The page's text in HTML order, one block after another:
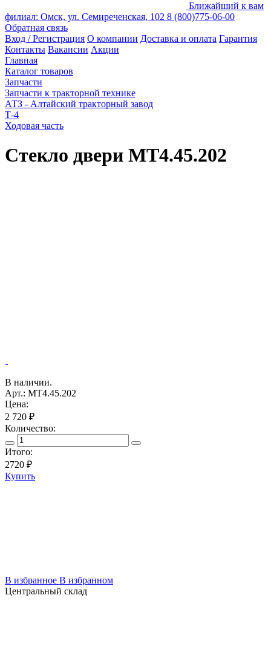
Ближайший к вам
филиал: Омск, ул. Семиреченская, 102 8 (800)775-06-00
Обратная связь
Вход / Регистрация О компании Доставка и оплата Гарантия
Контакты Вакансии Акции
Главная
Каталог товаров
Запчасти
Запчасти к тракторной технике
АТЗ - Алтайский тракторный завод
Т-4
Ходовая часть
Стекло двери МТ4.45.202
В наличии.
Арт.: МТ4.45.202
Цена:
2 720 ₽
Количество:
Итого:
2720 ₽
Купить
В избранное В избранном
Центральный склад